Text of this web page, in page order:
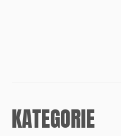
KATEGORIE